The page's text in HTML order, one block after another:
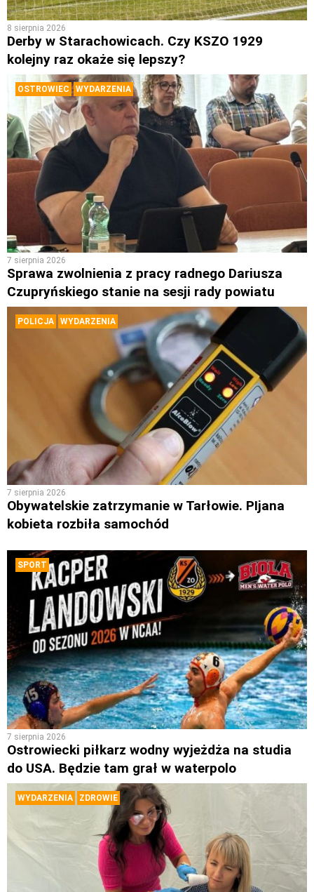
8 sierpnia 2026
Derby w Starachowicach. Czy KSZO 1929
kolejny raz okaże się lepszy?
OSTROWIEC WYDARZENIA
7 sierpnia 2026
Sprawa zwolnienia z pracy radnego Dariusza
Czupryńskiego stanie na sesji rady powiatu
POLICJA WYDARZENIA
7 sierpnia 2026
Obywatelskie zatrzymanie w Tarłowie. PIjana
kobieta rozbiła samochód
SPORT
7 sierpnia 2026
Ostrowiecki piłkarz wodny wyjeżdża na studia
do USA. Będzie tam grał w waterpolo
WYDARZENIA ZDROWIE